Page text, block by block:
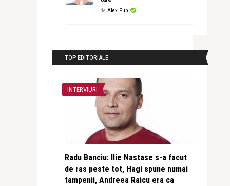
de Alex Pub
TOP EDITORIALE
INTERVIURI
Radu Banciu: Ilie Nastase s-a facut
de ras peste tot, Hagi spune numai
tampenii, Andreea Raicu era ca